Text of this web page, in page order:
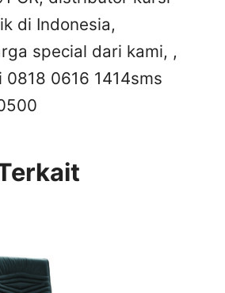
di Indonesia,
special dari kami, ,
0818 0616 1414sms